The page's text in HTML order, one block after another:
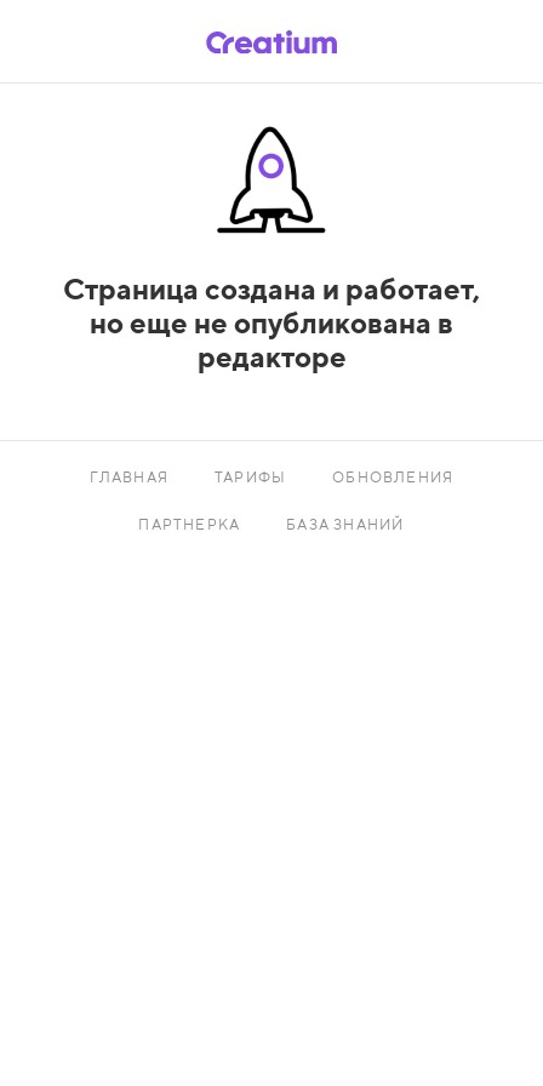
Страница создана и работает,
но еще не опубликована в
редакторе
ГЛАВНАЯ ТАРИФЫ ОБНОВЛЕНИЯ
ПАРТНЕРКА БАЗА ЗНАНИЙ